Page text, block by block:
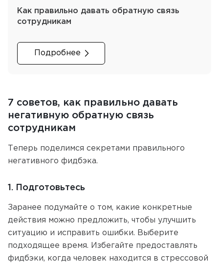
Как правильно давать обратную связь
сотрудникам
Подробнее
7 советов, как правильно давать
негативную обратную связь
сотрудникам
Теперь поделимся секретами правильного
негативного фидбэка.
1. Подготовьтесь
Заранее подумайте о том, какие конкретные
действия можно предложить, чтобы улучшить
ситуацию и исправить ошибки. Выберите
подходящее время. Избегайте предоставлять
фидбэки, когда человек находится в стрессовой